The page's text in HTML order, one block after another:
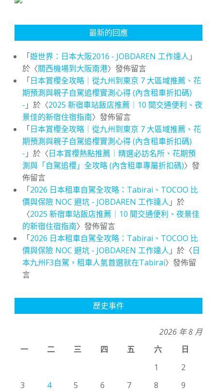
最新的回應
「遊世界：日本大阪2016 - JOBDAREN 工作達人 」
於〈關西機場到大阪南港〉發佈留言
「日本賞櫻全攻略｜從九州到東京 7 大區域推薦、花
期預測與親子自駕追櫻實測心得 (內含租車折扣碼)
- 」於〈2025 新宿車站飯店推薦｜10 間交通便利、夜
景佳的新宿住宿指南〉發佈留言
「日本賞櫻全攻略｜從九州到東京 7 大區域推薦、花
期預測與親子自駕追櫻實測心得 (內含租車折扣碼)
- 」於〈日本賞櫻熱點推薦｜精選必訪名所、花期預
測與「自駕追櫻」全攻略 (內含租車專屬折扣碼)〉發
佈留言
「2026 日本租車自駕全攻略：Tabirai、TOCOO 比
價與保險 NOC 避坑 - JOBDAREN 工作達人 」於
〈2025 新宿車站飯店推薦｜10 間交通便利、夜景佳
的新宿住宿指南〉發佈留言
「2026 日本租車自駕全攻略：Tabirai、TOCOO 比
價與保險 NOC 避坑 - JOBDAREN 工作達人 」於〈日
本九州F3自駕，租車人氣首選就在Tabirai〉發佈留
言
歷史事件
2026 年 8 月
一
二 三 四 五 六
日
1
2
3
4 5 6 7 8
9